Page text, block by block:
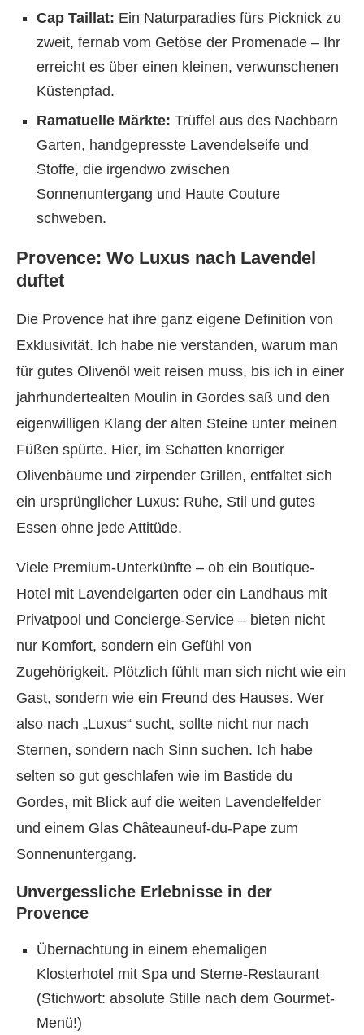
Cap Taillat: Ein Naturparadies fürs Picknick zu
zweit, fernab vom Getöse der Promenade – Ihr
erreicht es über einen kleinen, verwunschenen
Küstenpfad.
Ramatuelle Märkte: Trüffel aus des Nachbarn
Garten, handgepresste Lavendelseife und
Stoffe, die irgendwo zwischen
Sonnenuntergang und Haute Couture
schweben.
Provence: Wo Luxus nach Lavendel
duftet
Die Provence hat ihre ganz eigene Definition von
Exklusivität. Ich habe nie verstanden, warum man
für gutes Olivenöl weit reisen muss, bis ich in einer
jahrhundertealten Moulin in Gordes saß und den
eigenwilligen Klang der alten Steine unter meinen
Füßen spürte. Hier, im Schatten knorriger
Olivenbäume und zirpender Grillen, entfaltet sich
ein ursprünglicher Luxus: Ruhe, Stil und gutes
Essen ohne jede Attitüde.
Viele Premium-Unterkünfte – ob ein Boutique-
Hotel mit Lavendelgarten oder ein Landhaus mit
Privatpool und Concierge-Service – bieten nicht
nur Komfort, sondern ein Gefühl von
Zugehörigkeit. Plötzlich fühlt man sich nicht wie ein
Gast, sondern wie ein Freund des Hauses. Wer
also nach „Luxus“ sucht, sollte nicht nur nach
Sternen, sondern nach Sinn suchen. Ich habe
selten so gut geschlafen wie im Bastide du
Gordes, mit Blick auf die weiten Lavendelfelder
und einem Glas Châteauneuf-du-Pape zum
Sonnenuntergang.
Unvergessliche Erlebnisse in der
Provence
Übernachtung in einem ehemaligen
Klosterhotel mit Spa und Sterne-Restaurant
(Stichwort: absolute Stille nach dem Gourmet-
Menü!)